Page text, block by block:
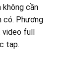
cần
có. Phương
video full
tạp.